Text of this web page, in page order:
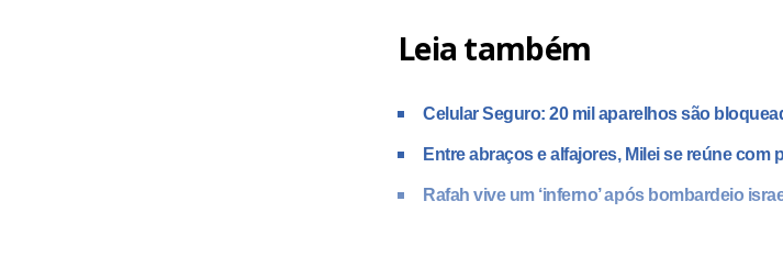
Leia também
Celular Seguro: 20 mil aparelhos são
Entre abraços e alfajores, Milei se reúne com
Rafah vive um ‘inferno’ após bombardeio